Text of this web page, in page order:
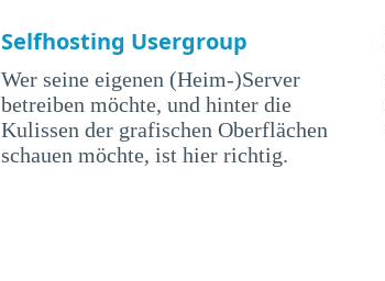
Selfhosting Usergroup
Wer seine eigenen (Heim-)Server
betreiben möchte, und hinter die
Kulissen der grafischen Oberflächen
schauen möchte, ist hier richtig.